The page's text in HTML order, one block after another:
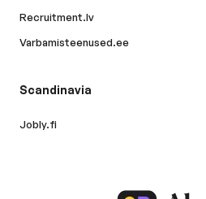
Recruitment.lv
Varbamisteenused.ee
Scandinavia
Jobly.fi